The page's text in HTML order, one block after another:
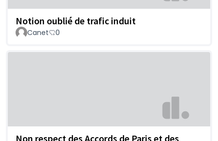
Notion oublié de trafic induit
Canet 0
Non respect des Accords de Paris et des